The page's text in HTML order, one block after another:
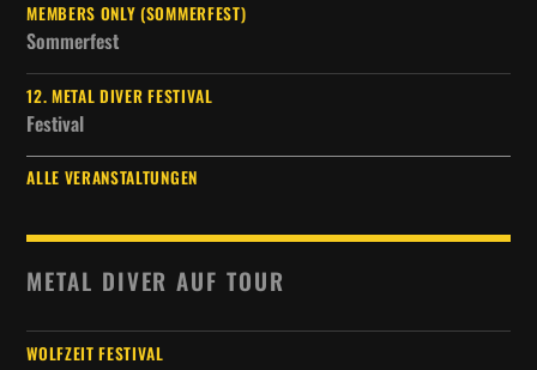
MEMBERS ONLY (SOMMERFEST)
Sommerfest
12. METAL DIVER FESTIVAL
Festival
ALLE VERANSTALTUNGEN
METAL DIVER AUF TOUR
WOLFZEIT FESTIVAL